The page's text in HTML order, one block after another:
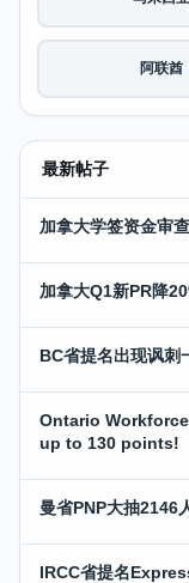
阿联酋
最新帖子
加拿大学签资金审
加拿大Q1新PR降
BC省提名出现讽刺
Ontario
up to 130 points!
曼省PNP大抽2146
IRCC省提名